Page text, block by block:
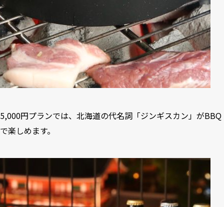
5,000円プランでは、北海道の代名詞「ジンギスカン」がBBQ
で楽しめます。